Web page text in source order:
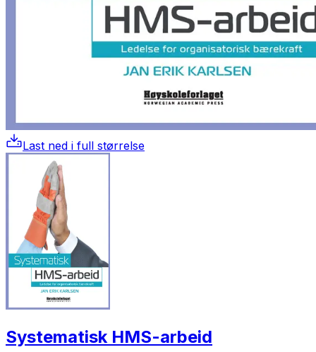
Last ned i full størrelse
Systematisk HMS-arbeid